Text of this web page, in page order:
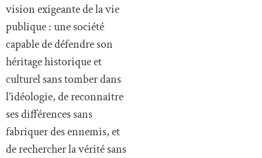
vision exigeante de la vie
publique : une société
capable de défendre son
héritage historique et
culturel sans tomber dans
l’idéologie, de reconnaître
ses différences sans
fabriquer des ennemis, et
de rechercher la vérité sans